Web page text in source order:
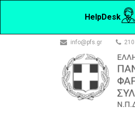
HelpDesk
info@pfs.gr